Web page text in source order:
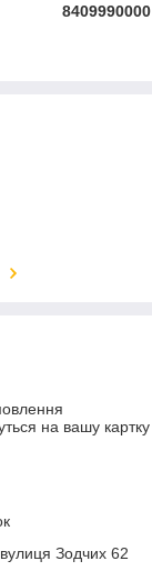
8409990000
на вашу картку
Зодчих 62